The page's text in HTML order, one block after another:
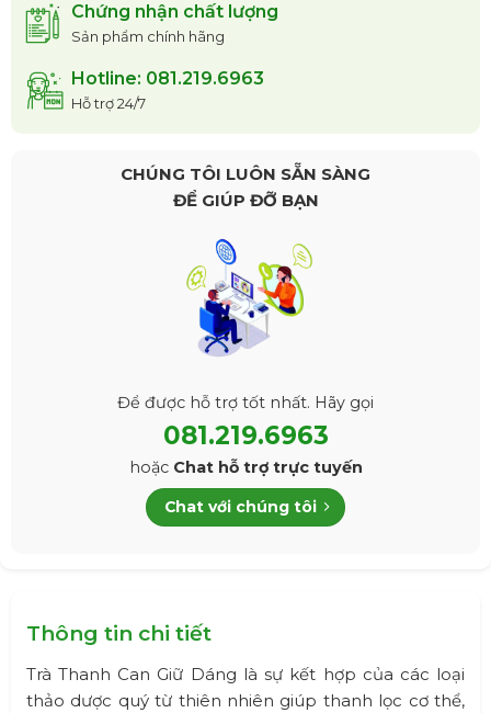
Chứng nhận chất lượng
Sản phẩm chính hãng
Hotline: 081.219.6963
Hỗ trợ 24/7
CHÚNG TÔI LUÔN SẴN SÀNG
ĐỂ GIÚP ĐỠ BẠN
Để được hỗ trợ tốt nhất. Hãy gọi
081.219.6963
hoặc Chat hỗ trợ trực tuyến
Chat với chúng tôi
Thông tin chi tiết
Trà Thanh Can Giữ Dáng là sự kết hợp của các loại
thảo dược quý từ thiên nhiên giúp thanh lọc cơ thể,